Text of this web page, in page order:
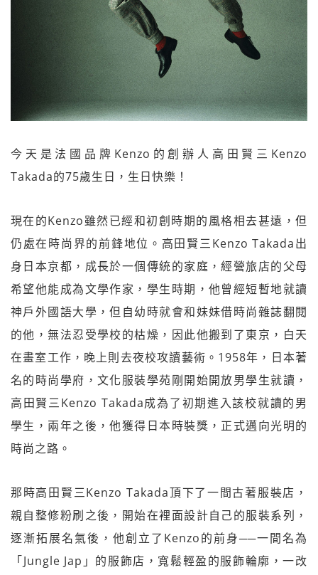
今天是法國品牌Kenzo的創辦人高田賢三Kenzo
Takada的75歲生日，生日快樂！
現在的Kenzo雖然已經和初創時期的風格相去甚遠，但
仍處在時尚界的前鋒地位。高田賢三Kenzo Takada出
身日本京都，成長於一個傳統的家庭，經營旅店的父母
希望他能成為文學作家，學生時期，他曾經短暫地就讀
神戶外國語大學，但自幼時就會和妹妹借時尚雜誌翻閱
的他，無法忍受學校的枯燥，因此他搬到了東京，白天
在畫室工作，晚上則去夜校攻讀藝術。1958年，日本著
名的時尚學府，文化服裝學苑剛開始開放男學生就讀，
高田賢三Kenzo Takada成為了初期進入該校就讀的男
學生，兩年之後，他獲得日本時裝獎，正式邁向光明的
時尚之路。
那時高田賢三Kenzo Takada頂下了一間古著服裝店，
親自整修粉刷之後，開始在裡面設計自己的服裝系列，
逐漸拓展名氣後，他創立了Kenzo的前身──一間名為
「Jungle Jap」的服飾店，寬鬆輕盈的服飾輪廓，一改